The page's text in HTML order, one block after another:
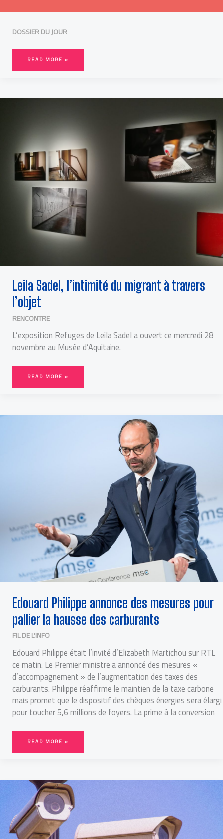
DOSSIER DU JOUR
READ MORE »
Leila Sadel, l’intimité du migrant à travers
l’objet
RENCONTRE
L’exposition Refuges de Leila Sadel a ouvert ce mercredi 28
novembre au Musée d’Aquitaine.
LEILA
READ MORE »
Edouard Philippe annonce des mesures pour
pallier la hausse des carburants
FIL DE L'INFO
Edouard Philippe était l’invité d’Elizabeth Martichou sur RTL
ce matin. Le Premier ministre a annoncé des mesures «
d’accompagnement » de l’augmentation des taxes des
carburants. Philippe réaffirme le maintien de la taxe carbone
mais promet que le dispositif des chèques énergies sera élargi
pour toucher 5,6 millions de foyers. La prime à la conversion
EDOUARD
READ MORE »
FAUT-
IL
SURVEILLER
LES
CAMÉRAS
DE
SURVEILLANCE?